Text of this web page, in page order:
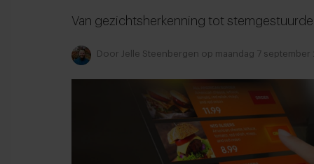
Van gezichtsherkenning tot
Door Jelle Steenbergen op maandag 7 september